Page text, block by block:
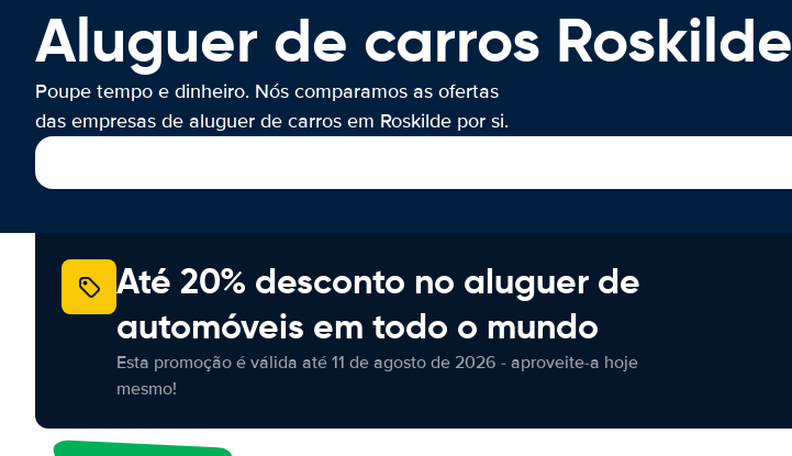
Aluguer de carros Roskilde
Poupe tempo e dinheiro. Nós comparamos as ofertas
das empresas de aluguer de carros em Roskilde por si.
Até 20% desconto no aluguer de
automóveis em todo o mundo
Esta promoção é válida até 11 de agosto de 2026 - aproveite-a hoje
mesmo!